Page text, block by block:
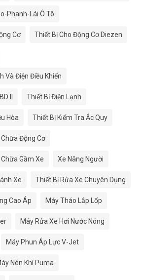
Phanh-Lái Ô Tô
Cơ Thiết Bị Cho Động Cơ Diezen
Và Điện Điều Khiển
II Thiết Bị Điện Lạnh
Hòa Thiết Bị Kiểm Tra Ắc Quy
Động Cơ
Gầm Xe Xe Nâng Người
Xe Thiết Bị Rửa Xe Chuyên Dụng
Cao Áp Máy Tháo Lắp Lốp
Máy Rửa Xe Hơi Nước Nóng
Máy Phun Áp Lực V-Jet
Nén Khí Puma